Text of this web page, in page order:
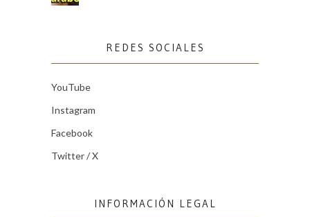
REDES SOCIALES
YouTube
Instagram
Facebook
Twitter / X
INFORMACIÓN LEGAL